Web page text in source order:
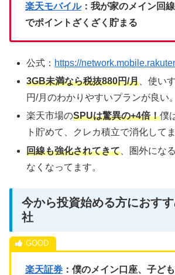
楽天モバイル：我が家のメイン回
でポイントざくざく貯まる
公式： https://
3GB未満なら税抜880円/月 、使い
円/月のわかりやすいプランが良い。
楽天市場のSPUは驚異の+4倍！僕
ト貯めて、クレカ積立で消化してま
回線も強化されてきて 、圏外にな
なくなってます。
今から投資始める方におす
社
楽天証券 ：僕のメイン口座、子ど